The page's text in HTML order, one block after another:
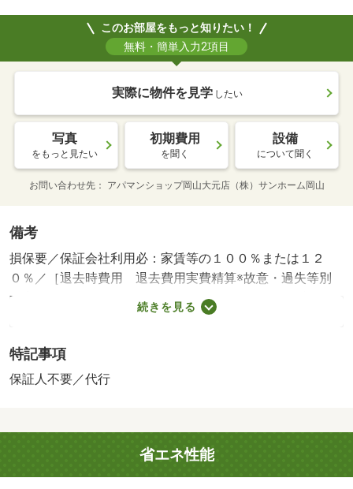
このお部屋をもっと知りたい！
無料・簡単入力2項目
実際に物件を見学 したい
写真
をもっと見たい
初期費用
を聞く
設備
について聞く
お問い合わせ先 アパマンショップ岡山大元店（株）サンホーム岡山
備考
損保要／保証会社利用必：家賃等の１００％または１２
０％／［退去時費用 退去費用実費精算※故意・過失等別
途実費］環境維持費：１ヶ月５５０円（税込）、鍵交換
費：ご契約時１６５００円（税込）、退去時清掃費：５２
数料：１６５００円（税込）、保証委託料：必要 保証会
社：プラザ賃貸保証／バストイレ別／バルコニー／エアコ
利用可/賃貸戸数:10戸
続きを見る
特記事項
保証人不要／代行
省エネ性能